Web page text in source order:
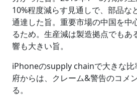
10%程度減らす見通しで、部品な
通達した旨。重要市場の中国を中
るため。生産減は製造拠点でもあ
響も大きい旨。
iPhoneのsupply chainで大きな比
府からは、クレーム&警告のコメ
る。